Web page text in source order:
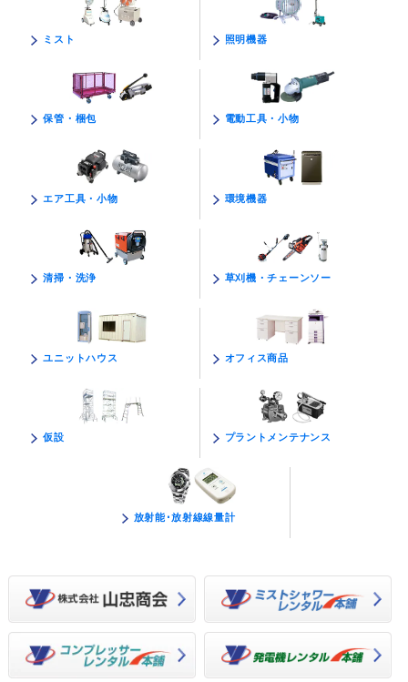
ミスト 照明機器
保管・梱包 電動工具・小物
エア工具・小物 環境機器
清掃・洗浄 草刈機・チェーンソー
ユニットハウス オフィス商品
仮設 プラントメンテナンス
放射能･放射線線量計